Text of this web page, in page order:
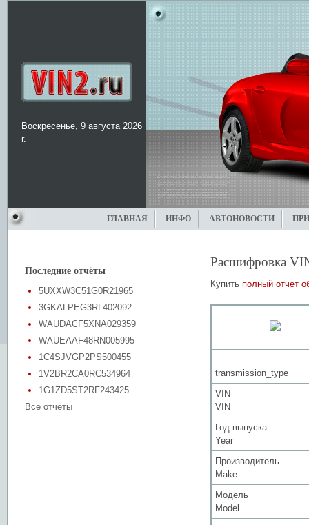
Воскресенье, 9 августа 2026
г.
ГЛАВНАЯ ИНФО АВТОНОВОСТИ
Последние отчёты
5UXXW3C51G0R21965
3GKALPEG3RL402092
WAUDACF5XNA029359
WAUEAAF48RN005995
1C4SJVGP2PS500455
1V2BR2CA0RC534964
1G1ZD5ST2RF243425
Все отчёты
Расшифровка
Купить полный отчет
transmission_type
VIN
VIN
Год выпуска
Year
Производитель
Make
Модель
Model